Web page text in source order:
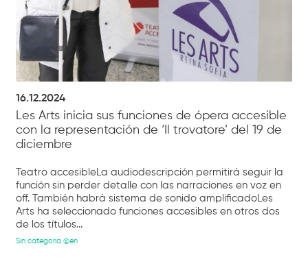
16.12.2024
Les Arts inicia sus funciones de ópera accesible
con la representación de ‘Il trovatore’ del 19 de
diciembre
Teatro accesibleLa audiodescripción permitirá seguir la
función sin perder detalle con las narraciones en voz en
off. También habrá sistema de sonido amplificadoLes
Arts ha seleccionado funciones accesibles en otros dos
de los títulos...
Sin categoría @en